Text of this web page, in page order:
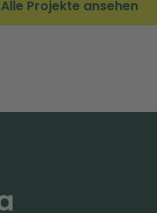
Alle Projekte ansehen